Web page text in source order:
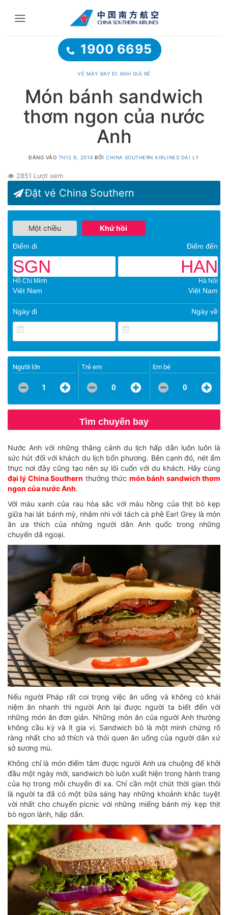
1900 6695
VÉ MÁY BAY ĐI ANH GIÁ RẺ
Món bánh sandwich
thơm ngon của nước
Anh
ĐĂNG VÀO TH12 9, 2014 BỞICHINA SOUTHERN AIRLINES DAI LY
2851 Lượt xem
Đặt vé China Southern
Một chiều Khứ hồi
Điểm đi Điểm đến
SGN
Hồ Chí Minh
Việt Nam
HAN
Hà Nội
Việt Nam
Ngày đi Ngày về
Người lớn
1
Trẻ em
0
Em bé
0
Tìm chuyến bay
Nước Anh với những thắng cảnh du lịch hấp dẫn luôn luôn là
sức hút đối với khách du lịch bốn phương. Bên cạnh đó, nét ẩm
thực nơi đây cũng tạo nên sự lôi cuốn với du khách. Hãy cùng
đại lý China Southern thưởng thức món bánh sandwich thơm
ngon của nước Anh.
Với màu xanh của rau hòa sắc với màu hồng của thịt bò kẹp
giữa hai lát bánh mỳ, nhâm nhi với tách cà phê Earl Grey là món
ăn ưa thích của những người dân Anh quốc trong những
chuyến dã ngoại.
Nếu người Pháp rất coi trọng việc ăn uống và không có khái
niệm ăn nhanh thì người Anh lại được người ta biết đến với
những món ăn đơn giản. Những món ăn của người Anh thường
không cầu kỳ và ít gia vị. Sandwich bò là một minh chứng rõ
ràng nhất cho sở thích và thói quen ăn uống của người dân xứ
sở sương mù.
Không chỉ là món điểm tâm được người Anh ưa chuộng để khởi
đầu một ngày mới, sandwich bò luôn xuất hiện trong hành trang
của họ trong mỗi chuyến đi xa. Chỉ cần một chút thời gian thôi
là người ta đã có một bữa sáng hay những khoảnh khắc tuyệt
vời nhất cho chuyến picnic với những miếng bánh mỳ kẹp thịt
bò ngon lành, hấp dẫn.